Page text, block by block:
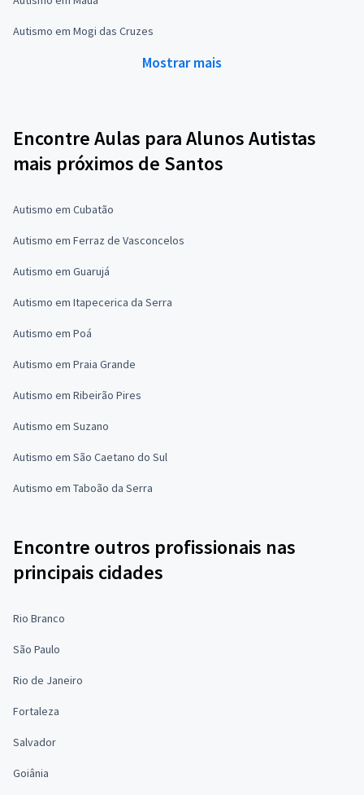
Autismo em Mogi das Cruzes
Mostrar mais
Encontre Aulas para Alunos Autistas
mais próximos de Santos
Autismo em Cubatão
Autismo em Ferraz de Vasconcelos
Autismo em Guarujá
Autismo em Itapecerica da Serra
Autismo em Poá
Autismo em Praia Grande
Autismo em Ribeirão Pires
Autismo em Suzano
Autismo em São Caetano do Sul
Autismo em Taboão da Serra
Encontre outros profissionais nas
principais cidades
Rio Branco
São Paulo
Rio de Janeiro
Fortaleza
Salvador
Goiânia